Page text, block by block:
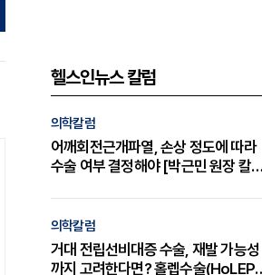
헬스인뉴스 칼럼
의학칼럼
어깨회전근개파열, 손상 정도에 따라
수술 여부 결정해야 [박근민 원장 칼
의학칼럼
거대 전립선비대증 수술, 재발 가능성
까지 고려한다면? 홀렙수술(HoLEP)